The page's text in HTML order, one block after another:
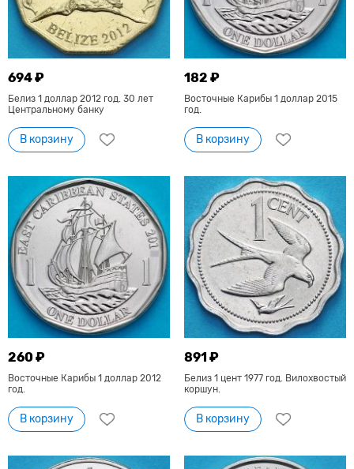
694 ₽
Белиз 1 доллар 2012 год. 30 лет
Центральному банку
В корзину
182 ₽
Восточные Карибы 1 доллар 2015
год.
В корзину
260 ₽
Восточные Карибы 1 доллар 2012
год.
В корзину
891 ₽
Белиз 1 цент 1977 год. Вилохвостый
коршун.
В корзину